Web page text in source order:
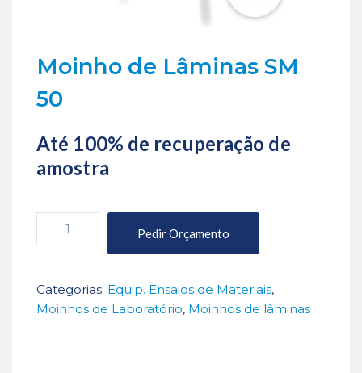
Moinho de Lâminas SM
50
Até 100% de recuperação de
amostra
Lâminas
SM
Pedir Orçamento
Categorias: Equip. Ensaios de Materiais,
Moinhos de Laboratório, Moinhos de lâminas